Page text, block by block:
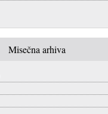
Misečna arhiva